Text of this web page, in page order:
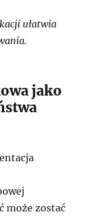
ułatwia
jako
może zostać